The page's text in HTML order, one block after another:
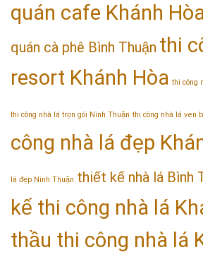
quán cafe Khánh
quán cà phê Bình Thuận thi
resort Khánh Hòa thi công
thi công nhà lá trọn gói Ninh Thuận thi công nhà lá ven
công nhà lá đẹp
lá đẹp Ninh Thuận thiết kế nhà lá Bình
kế thi công nhà lá
thầu thi công nhà lá